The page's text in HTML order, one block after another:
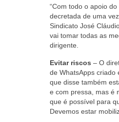
“Com todo o apoio
decretada de uma
Sindicato José
vai tomar todas as
dirigente.
Evitar riscos – O
de WhatsApps criado
que disse também
e com pressa, mas é
que é possível para
Devemos estar